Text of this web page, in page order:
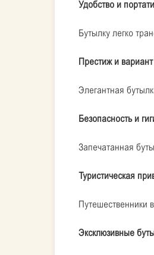
Удобство и
Бутылку легко
Престиж и
Элегантная
Безопасность и
Запечатанная
Туристическая
Путешественники
Эксклюзивные